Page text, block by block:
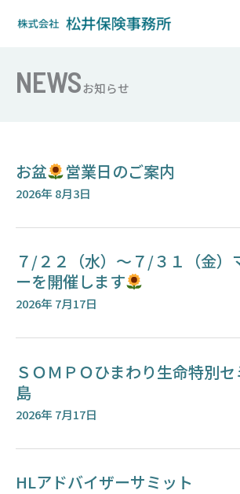
NEWSお知らせ
お盆 営業日のご案内
2026年 8月3日
７/２２（水）～７/３１（金）
ーを開催します
2026年 7月17日
ＳＯＭＰＯひまわり生命特別
島
2026年 7月17日
HLアドバイザーサミット